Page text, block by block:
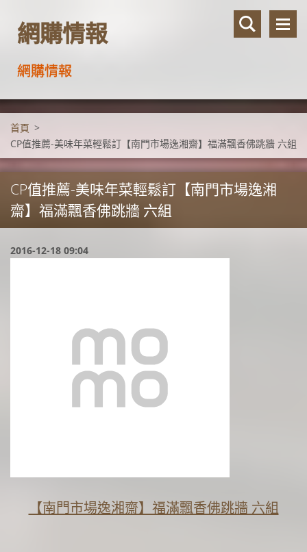
網購情報
網購情報
首頁 >
CP值推薦-美味年菜輕鬆訂【南門市場逸湘齋】福滿飄香佛跳牆 六組
CP值推薦-美味年菜輕鬆訂【南門市場逸湘
齋】福滿飄香佛跳牆 六組
2016-12-18 09:04
【南門市場逸湘齋】福滿飄香佛跳牆 六組